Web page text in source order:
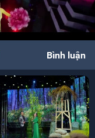
Bình luận